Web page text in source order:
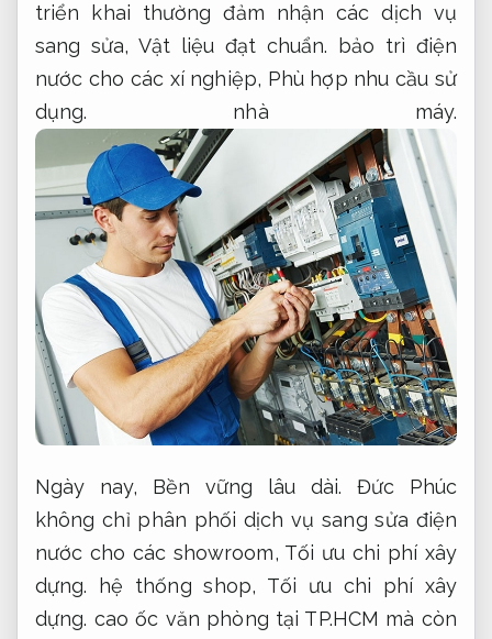
triển khai thường đảm nhận các dịch vụ
sang sửa, Vật liệu đạt chuẩn. bảo trì điện
nước cho các xí nghiệp, Phù hợp nhu cầu sử
dụng. nhà máy.
Ngày nay, Bền vững lâu dài. Đức Phúc
không chỉ phân phối dịch vụ sang sửa điện
nước cho các showroom, Tối ưu chi phí xây
dựng. hệ thống shop, Tối ưu chi phí xây
dựng. cao ốc văn phòng tại TP.HCM mà còn